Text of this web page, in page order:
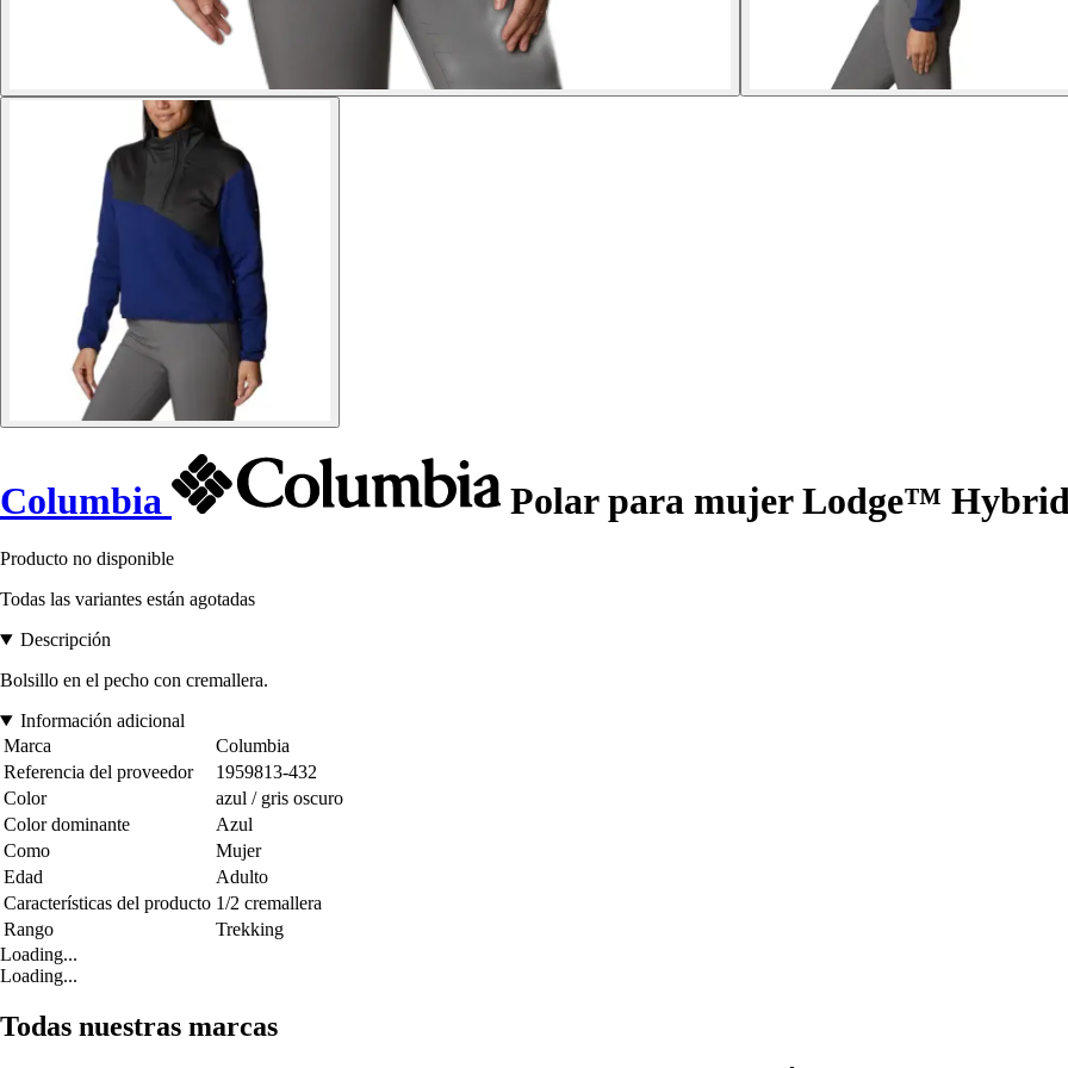
Columbia Polar para mujer Lodge™
Producto no disponible
Todas las variantes están agotadas
Descripción
Bolsillo en el pecho con cremallera.
Información adicional
Marca
Columbia
Referencia del proveedor
1959813-432
Color
azul / gris oscuro
Color dominante
Azul
Como
Mujer
Edad
Adulto
Características del producto 1/2 cremallera
Rango
Trekking
Loading...
Loading...
Todas nuestras marcas